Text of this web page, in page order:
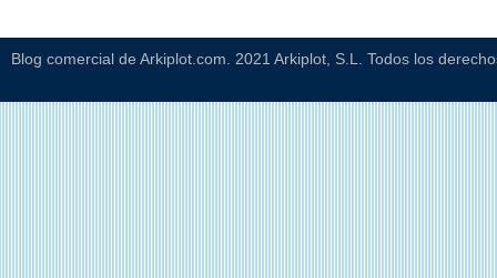
Blog comercial de Arkiplot.com. 2021 Arkiplot, S.L. Todos los